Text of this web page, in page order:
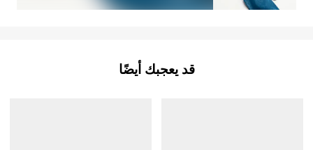
قد يعجبك أيضًا